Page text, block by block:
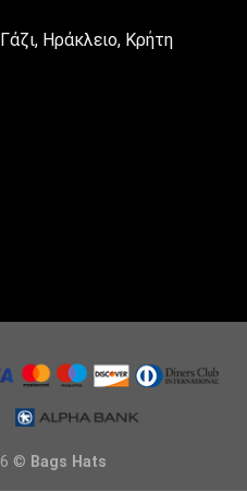
Ηράκλειο, Κρήτη
© Bags Hats